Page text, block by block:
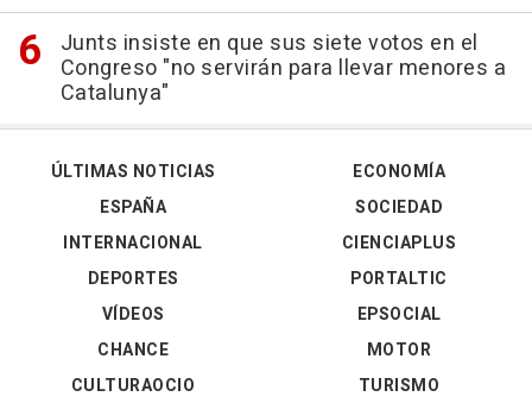
Junts insiste en que sus siete votos en el
Congreso "no servirán para llevar menores a
Catalunya"
ÚLTIMAS NOTICIAS
ESPAÑA
INTERNACIONAL
DEPORTES
VÍDEOS
ECONOMÍA
SOCIEDAD
CIENCIAPLUS
PORTALTIC
EPSOCIAL
CHANCE
CULTURAOCIO
MOTOR
TURISMO